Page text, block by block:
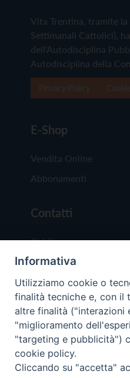
Vita Trentina, tramite la
Settimanali Cattolici),
dell'Autodisciplina
Autodisciplina della
E-Shop
Vendita Online
Abbonamenti
Contatti
Chi Siamo
Redazione
Scrivici
Copyright © 2019 -
Trentina Editrice
Informativa
Utilizziamo cookie o
finalità tecniche e, con il
altre finalità ("interazioni
"miglioramento
"targeting e pubblicità")
cookie policy.
Cliccando su "accetta"